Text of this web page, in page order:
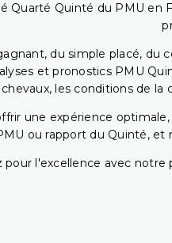
Quarté Quinté du PMU en
du simple placé, du
et pronostics PMU
chevaux, les conditions de la
une expérience
ou rapport du Quinté, et
pour l'excellence avec notre